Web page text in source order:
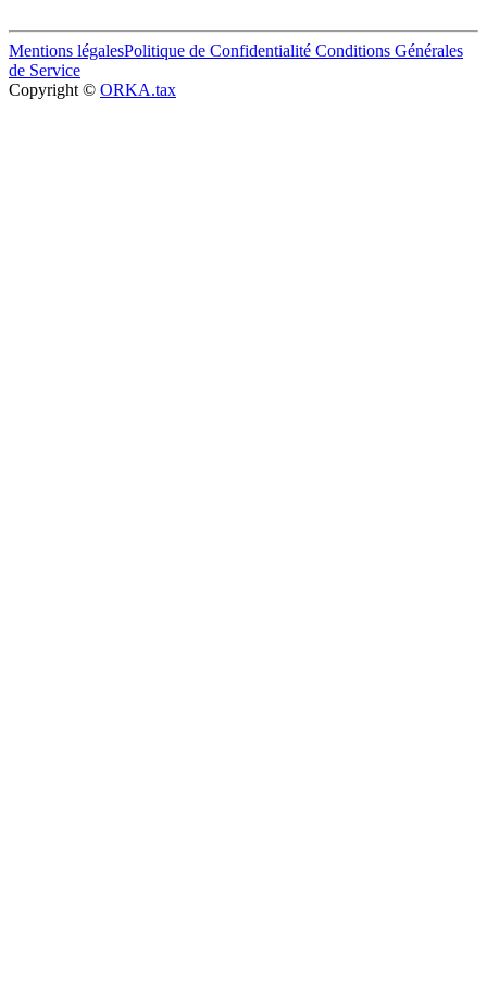
Mentions légalesPolitique de Confidentialité Conditions Générales
de Service
Copyright © ORKA.tax